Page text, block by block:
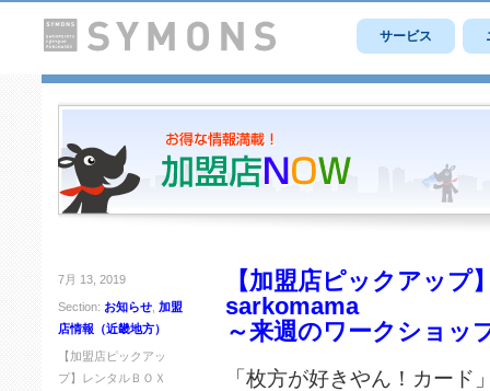
サービス
7月 13, 2019
Section: お知らせ, 加盟
店情報（近畿地方）
【加盟店ピックアッ
プ】レンタルＢＯＸ
【加盟店ピックアップ
sarkomama
～来週のワークショッ
「枚方が好きやん！カード